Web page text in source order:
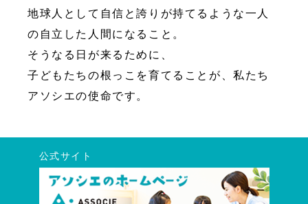
地球人として自信と誇りが持てるような一人
の自立した人間になること。
そうなる日が来るために、
子どもたちの根っこを育てることが、私たち
アソシエの使命です。
公式サイト